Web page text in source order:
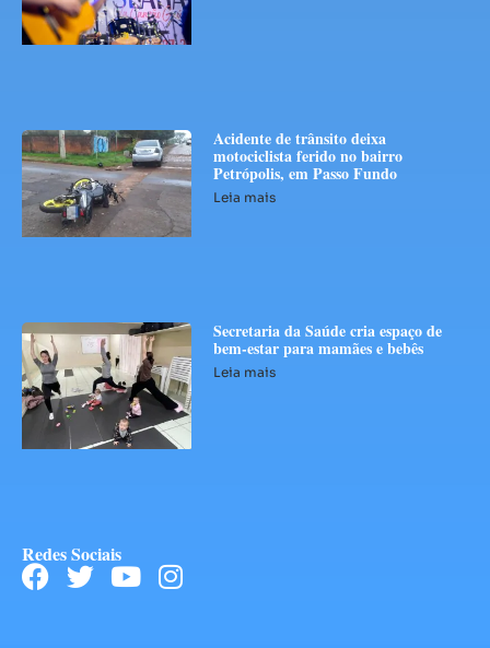
Acidente de trânsito deixa
motociclista ferido no bairro
Petrópolis, em Passo Fundo
Leia mais
Secretaria da Saúde cria espaço de
bem-estar para mamães e bebês
Leia mais
Redes Sociais